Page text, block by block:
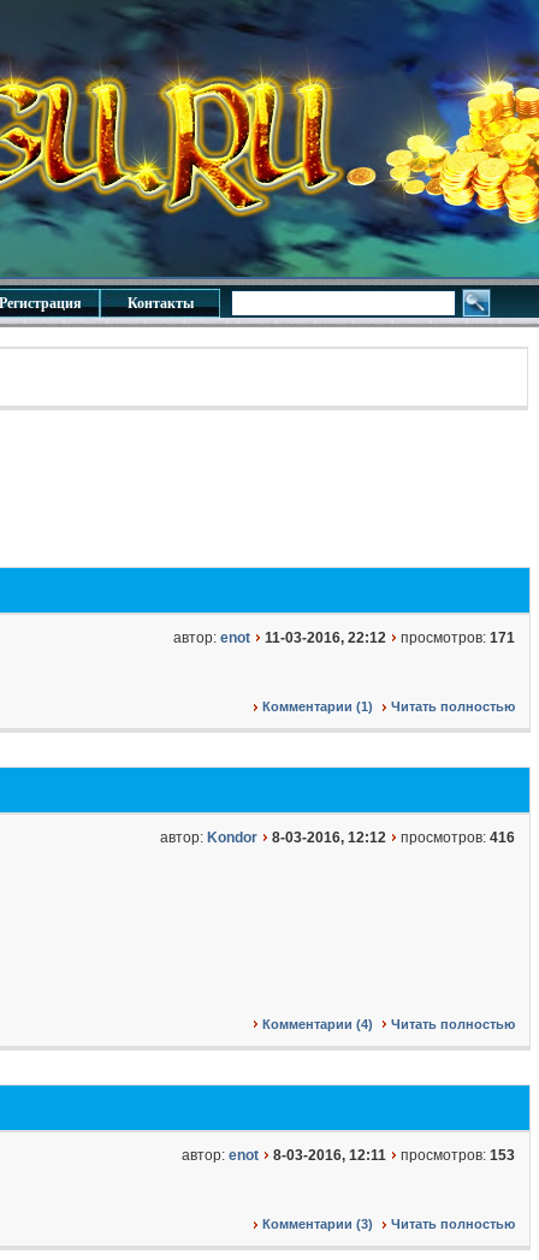
Контакты
автор: enot 11-03-2016, 22:12 просмотров: 171
Комментарии (1) Читать полностью
автор: Kondor 8-03-2016, 12:12 просмотров: 416
Комментарии (4) Читать полностью
автор: enot 8-03-2016, 12:11 просмотров: 153
Комментарии (3) Читать полностью